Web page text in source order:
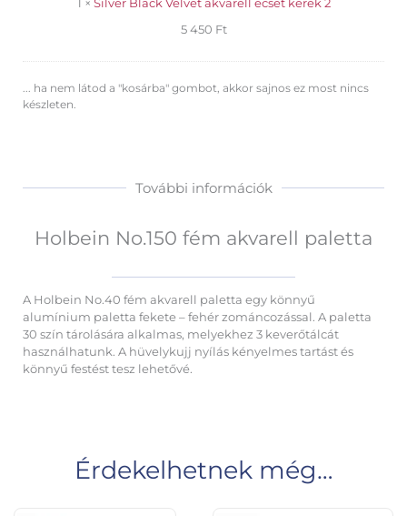
× Silver Black Velvet akvarell ecset kerek 2
5 450 Ft
... ha nem látod a "kosárba" gombot, akkor sajnos ez most nincs
készleten.
További információk
Holbein No.150 fém akvarell paletta
A Holbein No.40 fém akvarell paletta egy könnyű
alumínium paletta fekete – fehér zománcozással. A paletta
30 szín tárolására alkalmas, melyekhez 3 keverőtálcát
használhatunk. A hüvelykujj nyílás kényelmes tartást és
könnyű festést tesz lehetővé.
Érdekelhetnek még…